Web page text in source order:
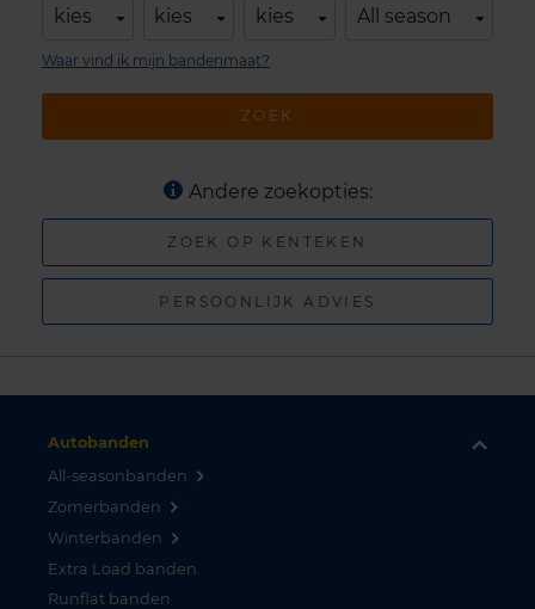
kies kies kies All season
ZOEK
Waar vind ik mijn bandenmaat?
Andere zoekopties:
ZOEK OP KENTEKEN
PERSOONLIJK ADVIES
Autobanden
All-seasonbanden
Zomerbanden
Winterbanden
Extra Load banden
Runflat banden